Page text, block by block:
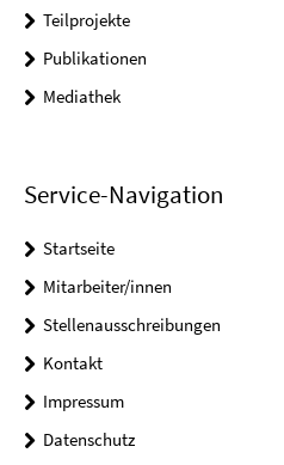
Teilprojekte
Publikationen
Mediathek
Service-Navigation
Startseite
Mitarbeiter/innen
Stellenausschreibungen
Kontakt
Impressum
Datenschutz